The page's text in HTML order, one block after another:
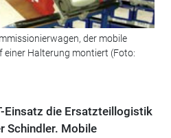
der mobile
einer Halterung montiert (Foto:
Einsatz die Ersatzteillogistik
Schindler. Mobile